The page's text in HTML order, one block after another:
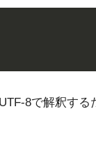
8で解釈す